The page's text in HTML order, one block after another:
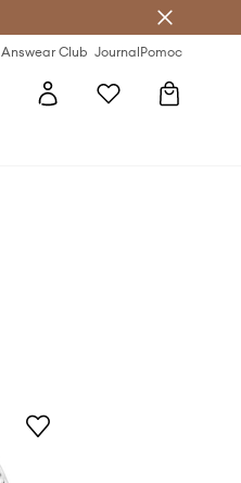
Answear Club JournalPomoc